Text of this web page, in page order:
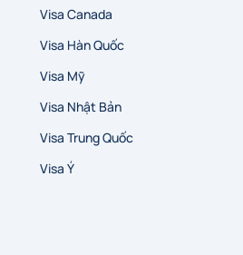
Visa Canada
Visa Hàn Quốc
Visa Mỹ
Visa Nhật Bản
Visa Trung Quốc
Visa Ý